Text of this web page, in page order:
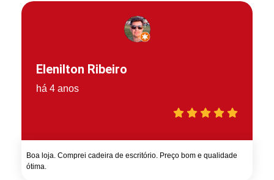
Elenilton Ribeiro
há 4 anos
Boa loja. Comprei cadeira de escritório. Preço bom e qualidade
ótima.